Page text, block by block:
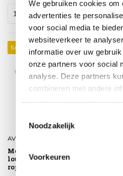
We gebruiken cookies om
advertenties te
voor social media te
websiteverkeer te
informatie over uw
onze partners voor social
analyse. Deze partners
combineren met andere
Noodzakelijk
Voorkeuren
Sale 16%
AVH-Collectie
Montreal hoekbank
loungeset 4 delig taupe
rope